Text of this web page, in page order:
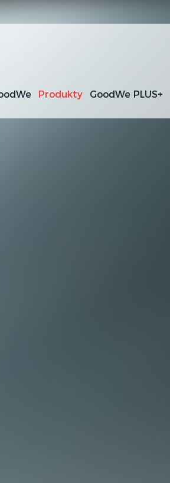
Produkty GoodWe PLUS+